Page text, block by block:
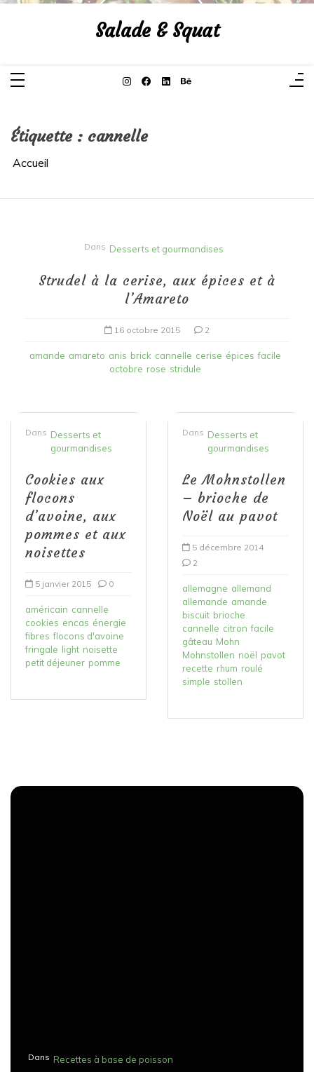
Aller
Salade & Squat
Étiquette : cannelle
Accueil
Dans Desserts et gourmandises
Strudel à la cerise, aux épices et à
l’Amareto
16 octobre 2015 2
amande amareto anis brick cannelle cerise épices facile
octobre rose stridule
Dans Desserts et
gourmandises
Cookies aux
flocons
d’avoine, aux
pommes et aux
noisettes
5 janvier 2015 0
américain cannelle
cookies encas énergie
fibres flocons d'avoine
fringale light noisette
petit déjeuner pomme
Dans Desserts et
gourmandises
Le Mohnstollen
– brioche de
Noël au pavot
5 décembre 2014
2
allemagne allemand
allemande amande
biscuit brioche
cannelle citron facile
gâteau Mohn
Mohnstollen noël pavot
recette rhum roulé
simple stollen
Dans Recettes à base de poisson